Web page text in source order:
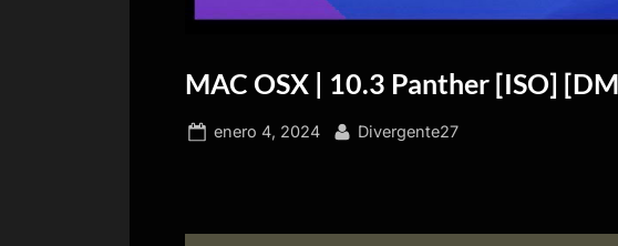
MAC OSX | 10.3 Panther [ISO]
Publicado
enero 4, 2024 Por
Divergente27